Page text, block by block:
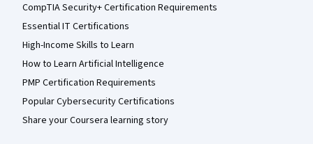
CompTIA Security+ Certification Requirements
Essential IT Certifications
High-Income Skills to Learn
How to Learn Artificial Intelligence
PMP Certification Requirements
Popular Cybersecurity Certifications
Share your Coursera learning story